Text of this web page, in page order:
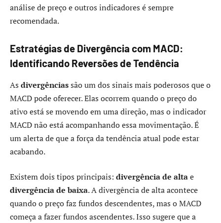
análise de preço e outros indicadores é sempre
recomendada.
Estratégias de Divergência com MACD:
Identificando Reversões de Tendência
As divergênciassão um dos sinais mais poderosos que o
MACD pode oferecer. Elas ocorrem quando o preço do
ativo está se movendo em uma direção, mas o indicador
MACD não está acompanhando essa movimentação. É
um alerta de que a força da tendência atual pode estar
acabando.
Existem dois tipos principais: divergência de altae
divergência de baixa. A divergência de alta acontece
quando o preço faz fundos descendentes, mas o MACD
começa a fazer fundos ascendentes. Isso sugere que a